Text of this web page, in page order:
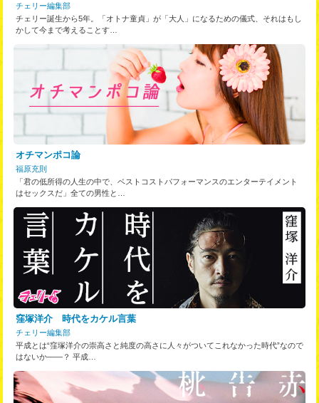
チェリー編集部
チェリー誕生から5年。「オトナ童貞」が「大人」になるための儀式、それはもし
かして今まで考えることす…
オチマンポコ論
福原充則
「君の低所得の人生の中で、ベストコストパフォーマンスのエンターテイメント
はセックスだ」全ての男性と…
窪塚洋介 時代をカケル言葉
チェリー編集部
平成とは“窪塚洋介の崇高さと純度の高さに人々がついてこれなかった時代”なので
はないか――？ 平成…